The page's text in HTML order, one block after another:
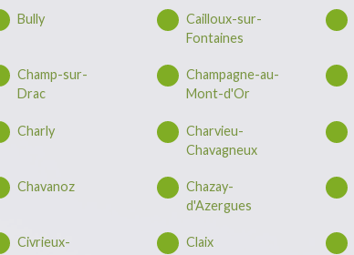
Bully
Cailloux-sur-
Fontaines
Champ-sur-
Drac
Champagne-au-
Mont-d'Or
Charly
Charvieu-
Chavagneux
Chavanoz
Chazay-
d'Azergues
Civrieux-
Claix